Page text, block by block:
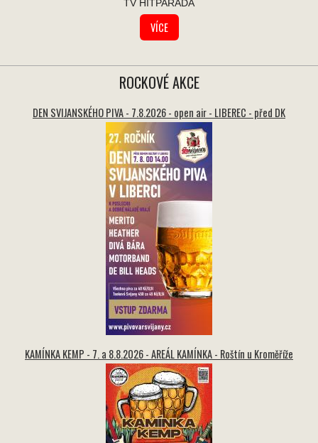
TV HITPARÁDA
VÍCE
ROCKOVÉ AKCE
DEN SVIJANSKÉHO PIVA - 7.8.2026 - open air - LIBEREC - před DK
KAMÍNKA KEMP - 7. a 8.8.2026 - AREÁL KAMÍNKA - Roštín u Kroměříže